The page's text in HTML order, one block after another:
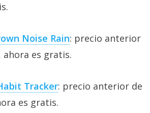
Noise Rain: precio anterior
ahora es gratis.
Tracker: precio anterior de
es gratis.